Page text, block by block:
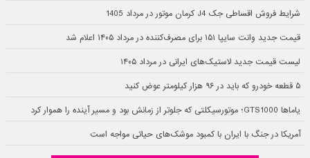
شرایط فروش اقساطی جک J4 کرمان موتور در مرداد 1405
قیمت جدید وانت سایپا ۱۵۱ برای مصرف‌کننده در مرداد ۱۴۰۵ اعلام شد
لیست قیمت جدید لاستیک‌های ایرانی در مرداد ۱۴۰۵
۵ قطعه خودرو که باید در ۹۶ هزار کیلومتر عوض کنید
یاماها GTS1000؛ موتورسیکلتی که جلوتر از زمانش بود و مسیر آینده را هموار کرد
آمریکا در جنگ با ایران با کمبود موشک‌های حیاتی مواجه است